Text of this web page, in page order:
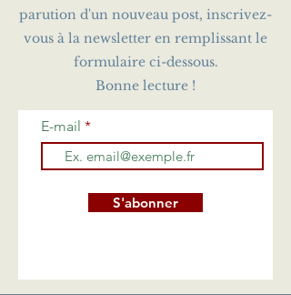
parution d'un nouveau post, inscrivez-
vous à la newsletter en remplissant le
formulaire ci-dessous.
Bonne lecture !
E-mail
S'abonner